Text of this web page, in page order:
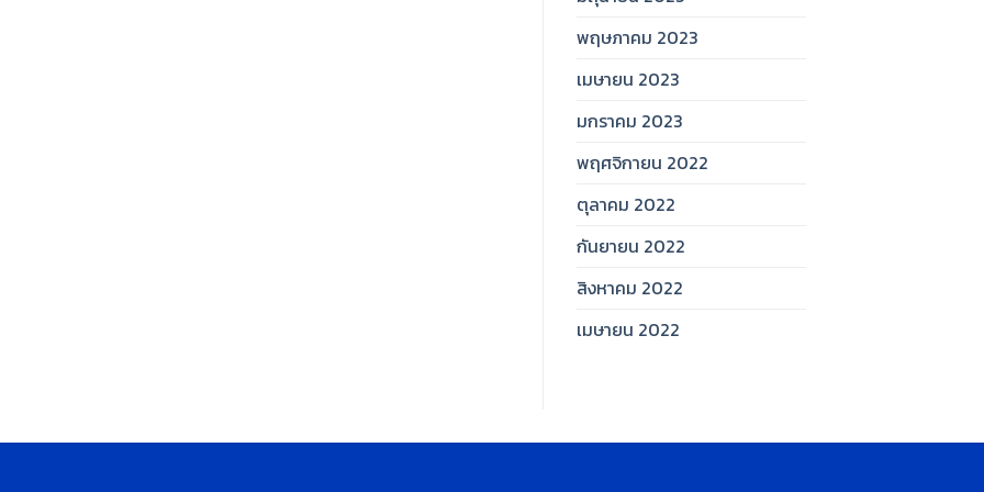
พฤษภาคม 2023
เมษายน 2023
มกราคม 2023
พฤศจิกายน 2022
ตุลาคม 2022
กันยายน 2022
สิงหาคม 2022
เมษายน 2022